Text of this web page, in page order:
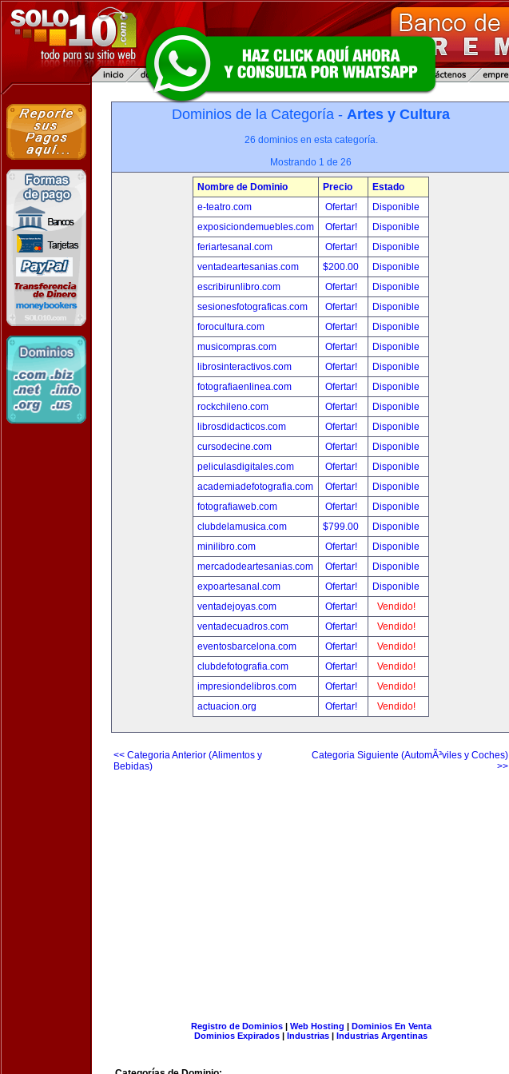
Dominios de la Categoría - Artes y Cultura
26 dominios en esta categoría.
Mostrando 1 de 26
Nombre de Dominio Precio
Estado
e-teatro.com
Ofertar!
Disponible
exposiciondemuebles.com
Ofertar!
Disponible
feriartesanal.com
Ofertar!
Disponible
ventadeartesanias.com
$200.00
Disponible
escribirunlibro.com
Ofertar!
Disponible
sesionesfotograficas.com
Ofertar!
Disponible
forocultura.com
Ofertar!
Disponible
musicompras.com
Ofertar!
Disponible
librosinteractivos.com
Ofertar!
Disponible
fotografiaenlinea.com
Ofertar!
Disponible
rockchileno.com
Ofertar!
Disponible
librosdidacticos.com
Ofertar!
Disponible
cursodecine.com
Ofertar!
Disponible
peliculasdigitales.com
Ofertar!
Disponible
academiadefotografia.com
Ofertar!
Disponible
fotografiaweb.com
Ofertar!
Disponible
clubdelamusica.com
$799.00
Disponible
minilibro.com
Ofertar!
Disponible
mercadodeartesanias.com
Ofertar!
Disponible
expoartesanal.com
Ofertar!
Disponible
ventadejoyas.com
Ofertar!
Vendido!
ventadecuadros.com
Ofertar!
Vendido!
eventosbarcelona.com
Ofertar!
Vendido!
clubdefotografia.com
Ofertar!
Vendido!
impresiondelibros.com
Ofertar!
Vendido!
actuacion.org
Ofertar! Vendido!
<< Categoria Anterior (Alimentos y
Bebidas)
Categoria Siguiente (AutomÃ³viles y Coches)
>>
Registro de Dominios| Web Hosting | Dominios En Venta
Dominios Expirados | Industrias | Industrias Argentinas